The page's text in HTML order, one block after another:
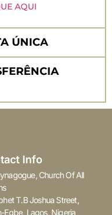
AQUI
ÚNICA
Info
Church Of All
T.B Joshua Street,
Egbe, Lagos, Nigeria